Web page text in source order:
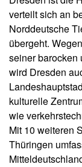
verteilt sich an
Norddeutsche
übergeht.
seiner barocken
wird Dresden
kulturelle
wie
Mit 10 weiteren
Thüringen